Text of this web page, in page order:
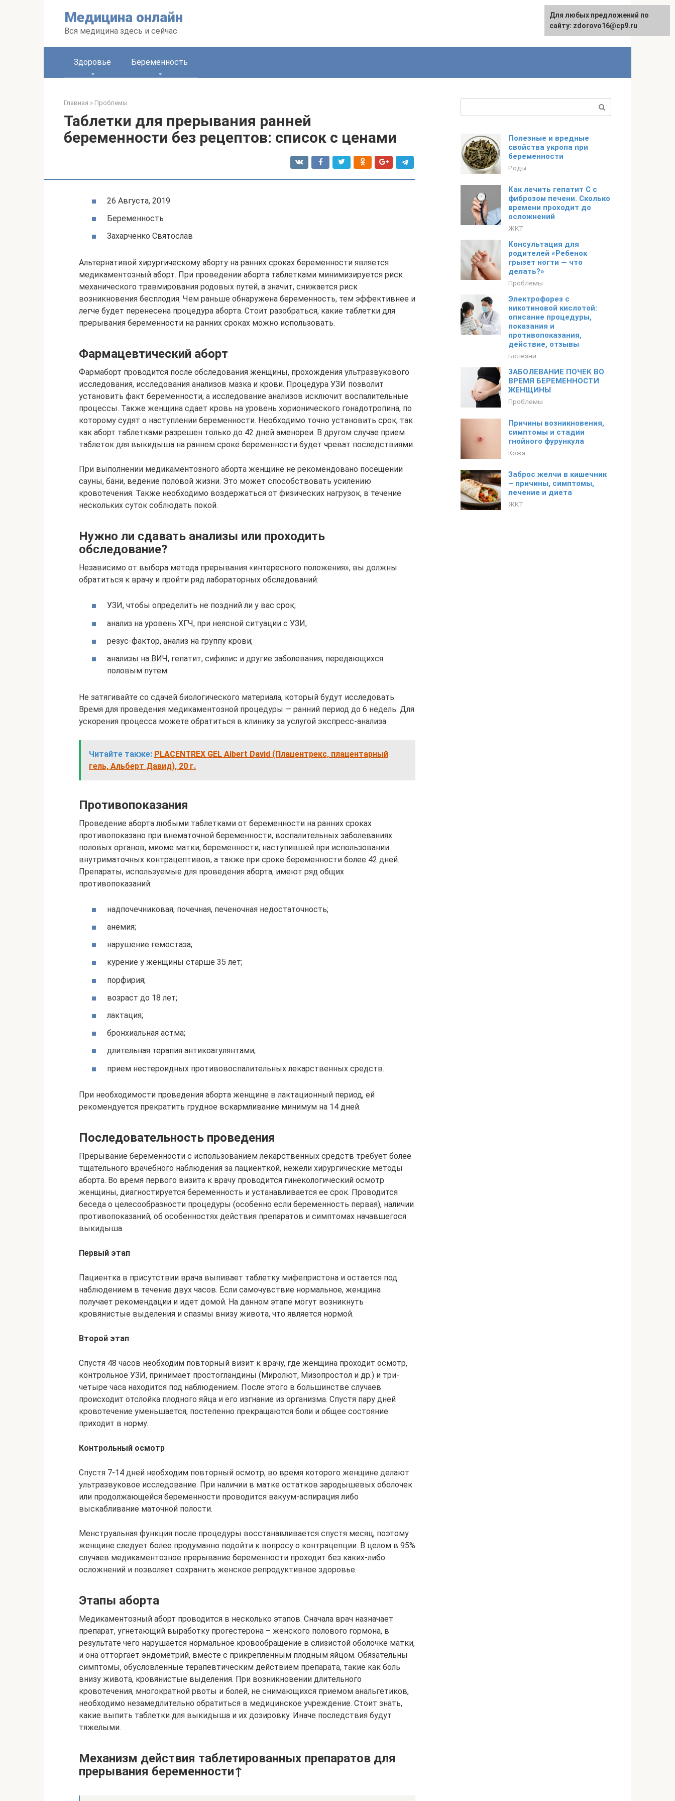
Медицина онлайн
Вся медицина здесь и сейчас
English
Здоровье Беременность
Главная » Проблемы
Таблетки для прерывания ранней
беременности без рецептов: список с ценами
26 Августа, 2019
Беременность
Захарченко Святослав
Альтернативой хирургическому аборту на ранних сроках беременности является
медикаментозный аборт. При проведении аборта таблетками минимизируется риск
механического травмирования родовых путей, а значит, снижается риск
возникновения бесплодия. Чем раньше обнаружена беременность, тем эффективнее и
легче будет перенесена процедура аборта. Стоит разобраться, какие таблетки для
прерывания беременности на ранних сроках можно использовать.
Фармацевтический аборт
Фармаборт проводится после обследования женщины, прохождения ультразвукового
исследования, исследования анализов мазка и крови. Процедура УЗИ позволит
установить факт беременности, а исследование анализов исключит воспалительные
процессы. Также женщина сдает кровь на уровень хорионического гонадотропина, по
которому судят о наступлении беременности. Необходимо точно установить срок, так
как аборт таблетками разрешен только до 42 дней аменореи. В другом случае прием
таблеток для выкидыша на раннем сроке беременности будет чреват последствиями.
При выполнении медикаментозного аборта женщине не рекомендовано посещении
сауны, бани, ведение половой жизни. Это может способствовать усилению
кровотечения. Также необходимо воздержаться от физических нагрузок, в течение
нескольких суток соблюдать покой.
Нужно ли сдавать анализы или проходить
обследование?
Независимо от выбора метода прерывания «интересного положения», вы должны
обратиться к врачу и пройти ряд лабораторных обследований:
УЗИ, чтобы определить не поздний ли у вас срок;
анализ на уровень ХГЧ, при неясной ситуации с УЗИ;
резус-фактор, анализ на группу крови;
анализы на ВИЧ, гепатит, сифилис и другие заболевания, передающихся
половым путем.
Не затягивайте со сдачей биологического материала, который будут исследовать.
Время для проведения медикаментозной процедуры — ранний период до 6 недель. Для
ускорения процесса можете обратиться в клинику за услугой экспресс-анализа.
Читайте также: PLACENTREX GEL Albert David (Плацентрекс, плацентарный
гель, Альберт Давид), 20 г.
Противопоказания
Проведение аборта любыми таблетками от беременности на ранних сроках
противопоказано при внематочной беременности, воспалительных заболеваниях
половых органов, миоме матки, беременности, наступившей при использовании
внутриматочных контрацептивов, а также при сроке беременности более 42 дней.
Препараты, используемые для проведения аборта, имеют ряд общих
противопоказаний:
надпочечниковая, почечная, печеночная недостаточность;
анемия;
нарушение гемостаза;
курение у женщины старше 35 лет;
порфирия;
возраст до 18 лет;
лактация;
бронхиальная астма;
длительная терапия антикоагулянтами;
прием нестероидных противовоспалительных лекарственных средств.
При необходимости проведения аборта женщине в лактационный период, ей
рекомендуется прекратить грудное вскармливание минимум на 14 дней.
Последовательность проведения
Прерывание беременности с использованием лекарственных средств требует более
тщательного врачебного наблюдения за пациенткой, нежели хирургические методы
аборта. Во время первого визита к врачу проводится гинекологический осмотр
женщины, диагностируется беременность и устанавливается ее срок. Проводится
беседа о целесообразности процедуры (особенно если беременность первая), наличии
противопоказаний, об особенностях действия препаратов и симптомах начавшегося
выкидыша.
Первый этап
Пациентка в присутствии врача выпивает таблетку мифепристона и остается под
наблюдением в течение двух часов. Если самочувствие нормальное, женщина
получает рекомендации и идет домой. На данном этапе могут возникнуть
кровянистые выделения и спазмы внизу живота, что является нормой.
Второй этап
Спустя 48 часов необходим повторный визит к врачу, где женщина проходит осмотр,
контрольное УЗИ, принимает простогландины (Миролют, Мизопростол и др.) и три-
четыре часа находится под наблюдением. После этого в большинстве случаев
происходит отслойка плодного яйца и его изгнание из организма. Спустя пару дней
кровотечение уменьшается, постепенно прекращаются боли и общее состояние
приходит в норму.
Контрольный осмотр
Спустя 7-14 дней необходим повторный осмотр, во время которого женщине делают
ультразвуковое исследование. При наличии в матке остатков зародышевых оболочек
или продолжающейся беременности проводится вакуум-аспирация либо
выскабливание маточной полости.
Менструальная функция после процедуры восстанавливается спустя месяц, поэтому
женщине следует более продуманно подойти к вопросу о контрацепции. В целом в 95%
случаев медикаментозное прерывание беременности проходит без каких-либо
осложнений и позволяет сохранить женское репродуктивное здоровье.
Этапы аборта
Медикаментозный аборт проводится в несколько этапов. Сначала врач назначает
препарат, угнетающий выработку прогестерона – женского полового гормона, в
результате чего нарушается нормальное кровообращение в слизистой оболочке матки,
и она отторгает эндометрий, вместе с прикрепленным плодным яйцом. Обязательны
симптомы, обусловленные терапевтическим действием препарата, такие как боль
внизу живота, кровянистые выделения. При возникновении длительного
кровотечения, многократной рвоты и болей, не снимающихся приемом анальгетиков,
необходимо незамедлительно обратиться в медицинское учреждение. Стоит знать,
какие выпить таблетки для выкидыша и их дозировку. Иначе последствия будут
тяжелыми.
Механизм действия таблетированных препаратов для
прерывания беременности↑
Полезные и вредные
свойства укропа при
беременности
Роды
Как лечить гепатит С с
фиброзом печени. Сколько
времени проходит до
осложнений
ЖКТ
Консультация для
родителей «Ребенок
грызет ногти — что
делать?»
Проблемы
Электрофорез с
никотиновой кислотой:
описание процедуры,
показания и
противопоказания,
действие, отзывы
Болезни
ЗАБОЛЕВАНИЕ ПОЧЕК ВО
ВРЕМЯ БЕРЕМЕННОСТИ
ЖЕНЩИНЫ
Проблемы
Причины возникновения,
симптомы и стадии
гнойного фурункула
Кожа
Заброс желчи в кишечник
– причины, симптомы,
лечение и диета
ЖКТ
Для любых предложений по
сайту: zdorovo16@cp9.ru